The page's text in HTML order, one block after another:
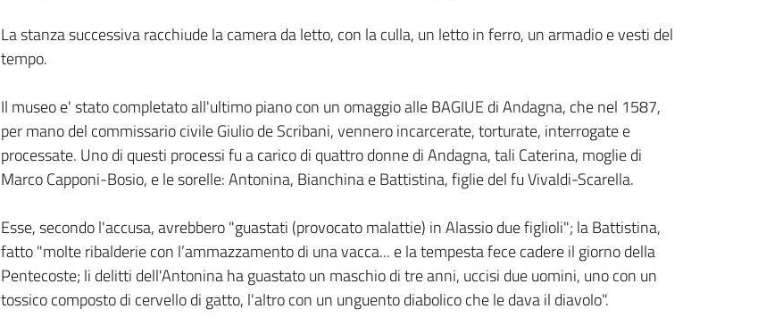
La stanza successiva racchiude la camera da letto, con la culla, un letto in ferro, un armadio e vesti del
tempo.
Il museo e' stato completato all'ultimo piano con un omaggio alle BAGIUE di Andagna, che nel 1587,
per mano del commissario civile Giulio de Scribani, vennero incarcerate, torturate, interrogate e
processate. Uno di questi processi fu a carico di quattro donne di Andagna, tali Caterina, moglie di
Marco Capponi-Bosio, e le sorelle: Antonina, Bianchina e Battistina, figlie del fu Vivaldi-Scarella.
Esse, secondo l'accusa, avrebbero "guastati (provocato malattie) in Alassio due figlioli"; la Battistina,
fatto "molte ribalderie con l’ammazzamento di una vacca... e la tempesta fece cadere il giorno della
Pentecoste; li delitti dell'Antonina ha guastato un maschio di tre anni, uccisi due uomini, uno con un
tossico composto di cervello di gatto, l'altro con un unguento diabolico che le dava il diavolo".